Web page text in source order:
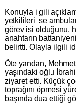
Konuyla ilgili
yetkilileri ise
görevlisi olduğunu,
anahtarın
belirtti. Olayla ilgili
Öte yandan,
yaşındaki oğlu
ziyaret etti. Küçük
toprağını öpmesi
başında dua ettiği